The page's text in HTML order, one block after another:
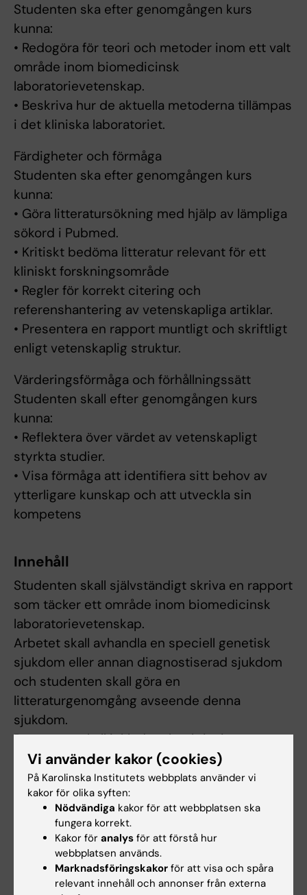
Studenten ska efter genomgången kurs
kunna:
• Redogöra för teori och metoder inom ett valt
område inom biomedicinsk
laboratorievetenskap.
• Beskriva hur de aktuella metoderna tillämpas
i det kliniska laboratoriet.
Färdigheter och förmåga
Studenten ska efter genomgången kurs
kunna:
• Göra litteratursökning med hjälp av lämpliga
sökord i Pubmed.
• Kritiskt bedöma litteratur relevant för ett
kliniskt forskningsområde
• Regler för korrekt citering och
referenshantering av vetenskapliga artiklar.
• Presentera en rapport muntligt och skriftligt
enligt vetenskaplig struktur.
Värderingsförmåga och förhållningssätt
Studenten skall efter genomgången kurs
kunna:
• Reflektera över värdet av vetenskapligt
styrkta studier.
• Visa förmåga att identifiera sitt behov av
ytterligare kunskap och att utveckla sin
kompetens
Innehåll
Studenten skall självständigt skriva en rapport
som täcker ett område inom biomedicinsk
laboratorievetenskap.
Arbetet skall avhandla en speciell genetisk
sjukdom eller annan diagnostiserad sjukdom
och studenten skall göra en
litteraturgenomgång avseende denna
sjukdom.
Rapporten skall inkludera beskrivning av
laborativa metoder som används som
underlag för diagnosen eller vid forskning
inom området.
Kursen kan också studeras parallellt med
kursen Projektarbete inom biomedicinsk
laboratorievetenskap som en utvidgning av
den kursens introduktion i det skriftliga
Vi använder kakor (cookies)
På Karolinska Institutets webbplats använder vi
kakor för olika syften:
Nödvändiga kakor för att webbplatsen ska
fungera korrekt.
Kakor för analys för att förstå hur
webbplatsen används.
Marknadsföringskakor för att visa och spåra
relevant innehåll och annonser från externa